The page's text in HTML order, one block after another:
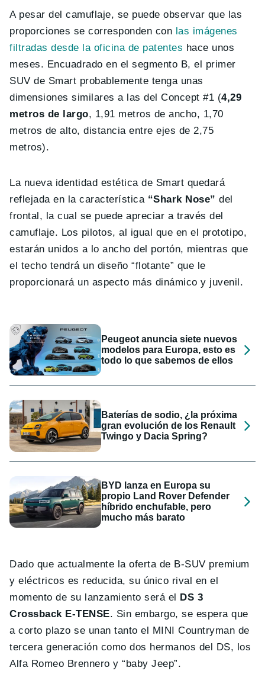
A pesar del camuflaje, se puede observar que las
proporciones se corresponden con las imágenes
filtradas desde la oficina de patentes hace unos
meses. Encuadrado en el segmento B, el primer
SUV de Smart probablemente tenga unas
dimensiones similares a las del Concept #1 (4,29
metros de largo, 1,91 metros de ancho, 1,70
metros de alto, distancia entre ejes de 2,75
metros).
La nueva identidad estética de Smart quedará
reflejada en la característica “Shark Nose” del
frontal, la cual se puede apreciar a través del
camuflaje. Los pilotos, al igual que en el prototipo,
estarán unidos a lo ancho del portón, mientras que
el techo tendrá un diseño “flotante” que le
proporcionará un aspecto más dinámico y juvenil.
Peugeot anuncia siete nuevos
modelos para Europa, esto es
todo lo que sabemos de ellos
Baterías de sodio, ¿la próxima
gran evolución de los Renault
Twingo y Dacia Spring?
BYD lanza en Europa su
propio Land Rover Defender
híbrido enchufable, pero
mucho más barato
Dado que actualmente la oferta de B-SUV premium
y eléctricos es reducida, su único rival en el
momento de su lanzamiento será el DS 3
Crossback E-TENSE. Sin embargo, se espera que
a corto plazo se unan tanto el MINI Countryman de
tercera generación como dos hermanos del DS, los
Alfa Romeo Brennero y “baby Jeep”.